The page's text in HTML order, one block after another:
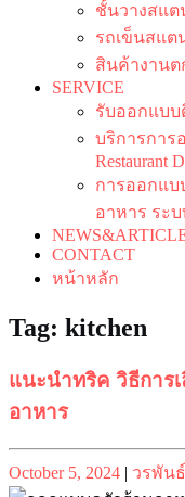
ชั้นวางสแต
รถเข็นสแต
สินค้างานต
SERVICE
รับออกแบ
บริการการ
Restaurant
การออกแบ
อาหาร ระ
CONTACT
หน้าหลัก
Tag: kitchen
แนะนำทริค วิธีการ
อาหาร
Posted
on
October 5, 2024 | Posted
on
วรพันธ์